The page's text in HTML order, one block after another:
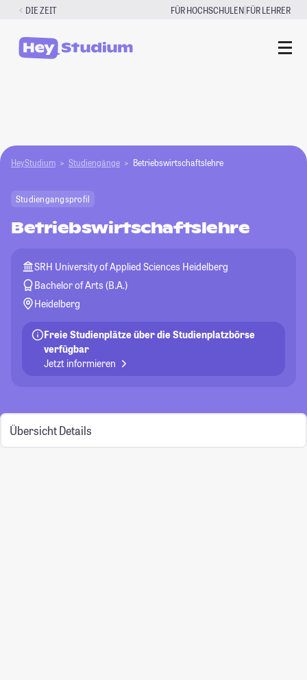
Zum
springen
DIE ZEIT FÜR HOCHSCHULEN|FÜR LEHRER
HeyStudium Studiengänge Betriebswirtschaftslehre
Studiengangsprofil
Betriebswirtschaftslehre
SRH University of Applied Sciences Heidelberg
Bachelor of Arts (B.A.)
Heidelberg
Freie Studienplätze über die Studienplatzbörse
verfügbar
Jetzt informieren
Übersicht Details